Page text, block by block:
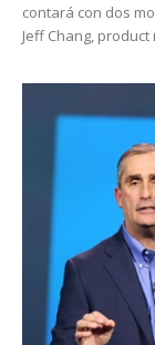
contará con dos
Jeff Chang,